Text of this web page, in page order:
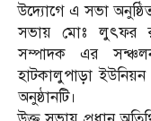
উদ্যোগে এ সভা
সভায় মোঃ লুৎফর
সম্পাদক এর
হাটকালুপাড়া
অনুষ্ঠানটি।